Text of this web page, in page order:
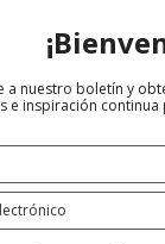
con
a nuestro boletín y
e inspiración continua